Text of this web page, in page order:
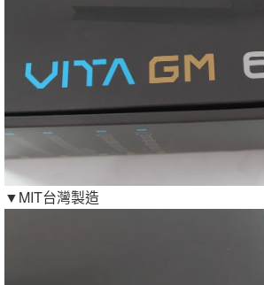
▼MIT台灣製造